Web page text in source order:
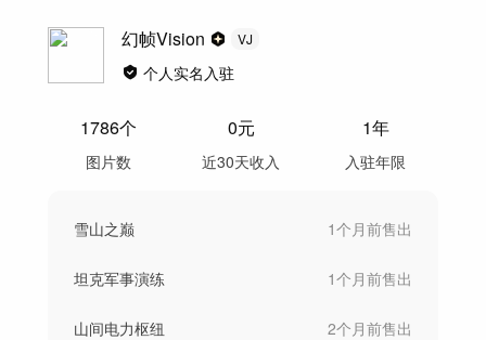
幻帧Vision VJ
个人实名入驻
1786个
图片数
0元
近30天收入
1年
入驻年限
雪山之巅 1个月前售出
坦克军事演练 1个月前售出
山间电力枢纽 2个月前售出